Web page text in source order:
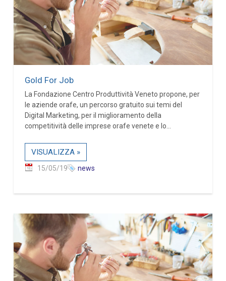
Gold For Job
La Fondazione Centro Produttività Veneto propone, per
le aziende orafe, un percorso gratuito sui temi del
Digital Marketing, per il miglioramento della
competitività delle imprese orafe venete e lo...
VISUALIZZA »
15/05/19 news